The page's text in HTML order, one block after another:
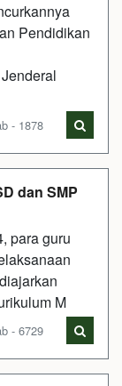
Pendidikan
- 1878
dan SMP
para guru
M
- 6729